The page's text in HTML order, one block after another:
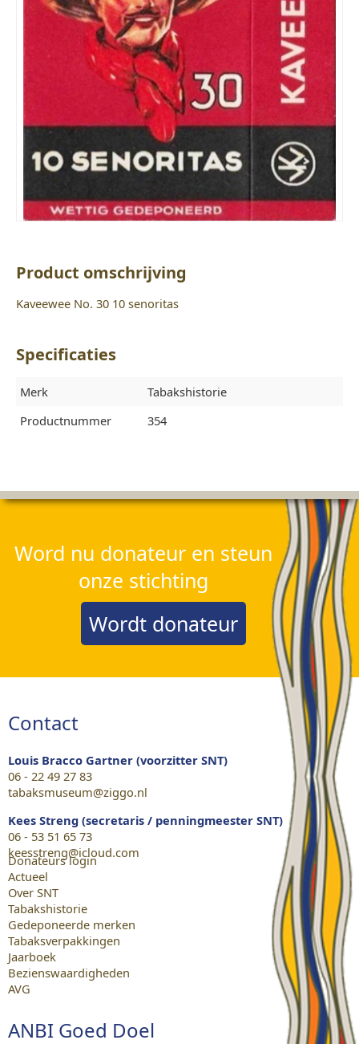
Product omschrijving
Kaveewee No. 30 10 senoritas
Specificaties
Merk
Tabakshistorie
Productnummer
354
Word nu donateur en steun
onze stichting
Wordt donateur
Contact
Louis Bracco Gartner (voorzitter SNT)
06 - 22 49 27 83
tabaksmuseum@ziggo.nl
Kees Streng (secretaris / penningmeester SNT)
06 - 53 51 65 73
keesstreng@icloud.com
Donateurs login
Actueel
Over SNT
Tabakshistorie
Gedeponeerde merken
Tabaksverpakkingen
Jaarboek
Bezienswaardigheden
AVG
ANBI Goed Doel